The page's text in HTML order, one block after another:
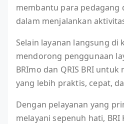
membantu para pedagang
dalam menjalankan
Selain layanan langsung di
mendorong penggunaan
BRImo dan QRIS BRI
yang lebih praktis, cepat,
Dengan pelayanan yang
melayani sepenuh hati, BRI